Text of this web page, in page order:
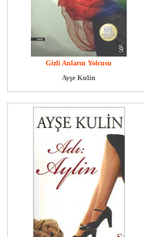
Gizli Anların Yolcusu
Ayşe Kulin